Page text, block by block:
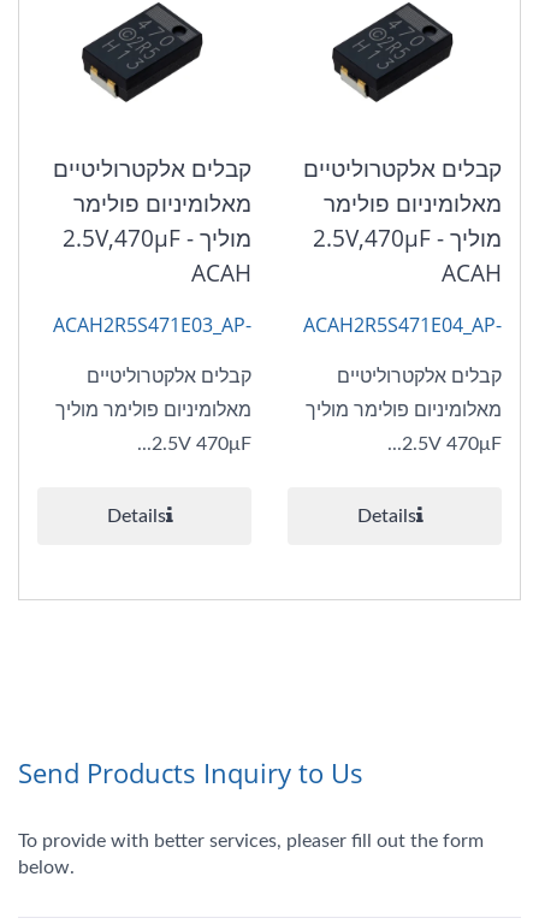
קבלים אלקטרוליטיים
מאלומיניום פולימר
מוליך 2.5V,470μF -
ACAH
ACAH2R5S471E04_AP-
קבלים אלקטרוליטיים
מאלומיניום פולימר מוליך
2.5V 470μF...
Details
קבלים אלקטרוליטיים
מאלומיניום פולימר
מוליך 2.5V,470μF -
ACAH
ACAH2R5S471E03_AP-
קבלים אלקטרוליטיים
מאלומיניום פולימר מוליך
2.5V 470μF...
Details